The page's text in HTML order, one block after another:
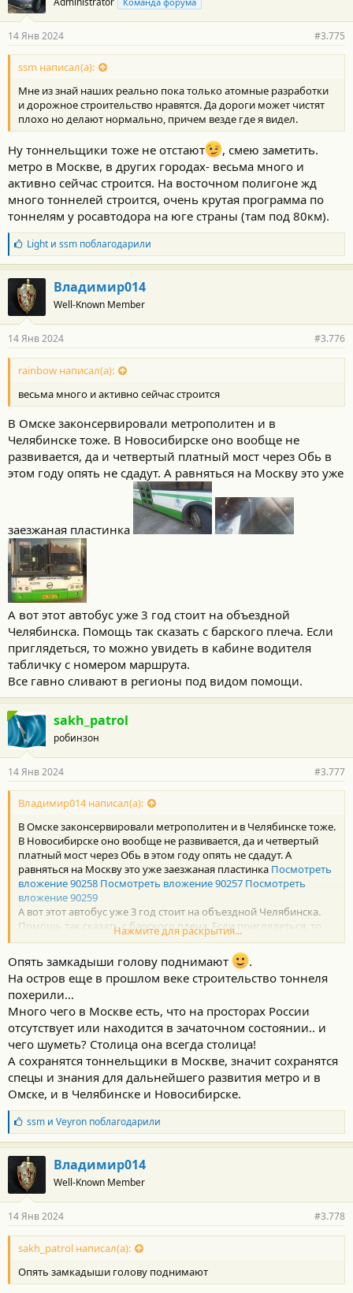
14 Янв 2024 #3.775
ssm написал(а):
Мне из знай наших реально пока только атомные разработки
и дорожное строительство нравятся. Да дороги может чистят
плохо но делают нормально, причем везде где я видел.
Ну тоннельщики тоже не отстают
, смею заметить.
метро в Москве, в других городах- весьма много и
активно сейчас строится. На восточном полигоне жд
много тоннелей строится, очень крутая программа по
тоннелям у росавтодора на юге страны (там под 80км).
Б
л
а
г
о
д
а
р
н
о
с
и
:
Lightи ssmпоблагодарили
Владимир014
Well-Known Member
14 Янв 2024 #3.776
rainbow написал(а):
весьма много и активно сейчас строится
В Омске законсервировали метрополитен и в
Челябинске тоже. В Новосибирске оно вообще не
развивается, да и четвертый платный мост через Обь в
этом году опять не сдадут. А равняться на Москву это уже
заезжаная пластинка
А вот этот автобус уже 3 год стоит на объездной
Челябинска. Помощь так сказать с барского плеча. Если
приглядеться, то можно увидеть в кабине водителя
табличку с номером маршрута.
Все гавно сливают в регионы под видом помощи.
sakh_patrol
робинзон
14 Янв 2024 #3.777
Владимир014 написал(а):
В Омске законсервировали метрополитен и в Челябинске тоже.
В Новосибирске оно вообще не развивается, да и четвертый
платный мост через Обь в этом году опять не сдадут. А
равняться на Москву это уже заезжаная пластинка Посмотреть
вложение 90258 Посмотреть вложение 90257 Посмотреть
вложение 90259
А вот этот автобус уже 3 год стоит на объездной Челябинска.
Помощь так сказать с барского плеча. Если приглядеться, то
можно увидеть в кабине водителя табличку с номером
Все гавно сливают в регионы под видом помощи.
Нажмите для раскрытия...
Опять замкадыши голову поднимают
.
На остров еще в прошлом веке строительство тоннеля
похерили...
Много чего в Москве есть, что на просторах России
отсутствует или находится в зачаточном состоянии.. и
чего шуметь? Столица она всегда столица!
А сохранятся тоннельщики в Москве, значит сохранятся
спецы и знания для дальнейшего развития метро и в
Омске, и в Челябинске и Новосибирске.
Б
л
а
г
о
д
а
р
н
о
с
и
:
ssmи Veyronпоблагодарили
Владимир014
Well-Known Member
14 Янв 2024 #3.778
sakh_patrol написал(а):
Опять замкадыши голову поднимают